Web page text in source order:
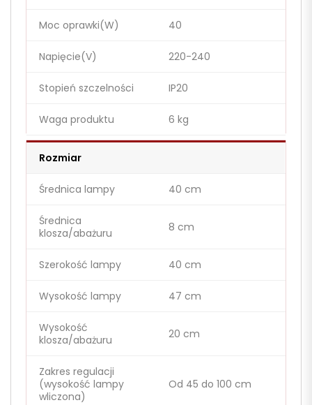
Moc oprawki(W) 40
Napięcie(V) 220-240
Stopień szczelności IP20
Waga produktu 6 kg
Rozmiar
Średnica lampy 40 cm
Średnica
klosza/abażuru
8 cm
Szerokość lampy 40 cm
Wysokość lampy 47 cm
Wysokość
klosza/abażuru
20 cm
Zakres regulacji
(wysokość lampy
wliczona)
Od 45 do 100 cm